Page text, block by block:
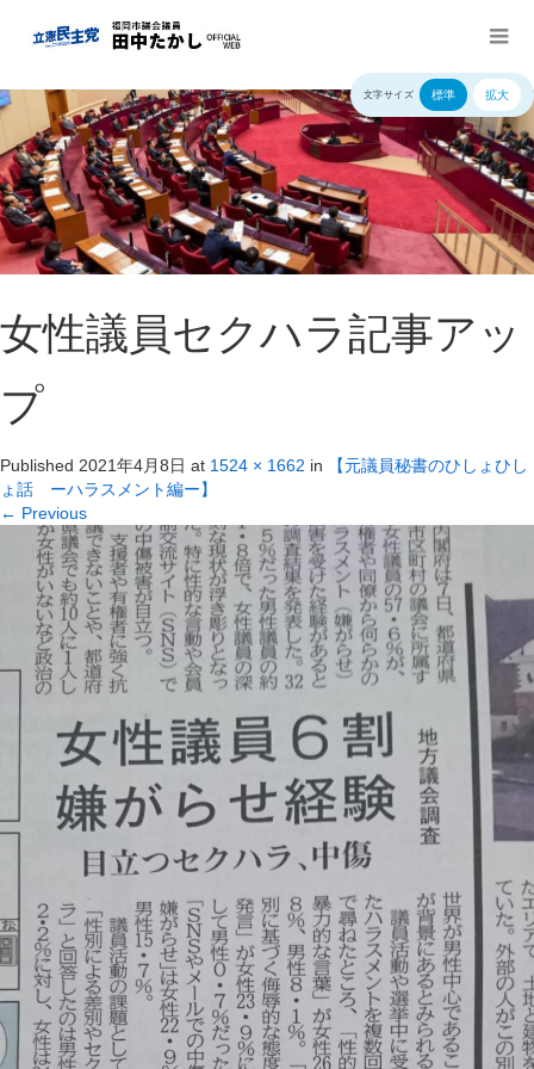
文字サイズ 標準 拡大
女性議員セクハラ記事アッ
プ
Published 2021年4月8日 at 1524 × 1662 in
【元議員秘書のひしょひし
ょ話 ーハラスメント編ー】
← Previous